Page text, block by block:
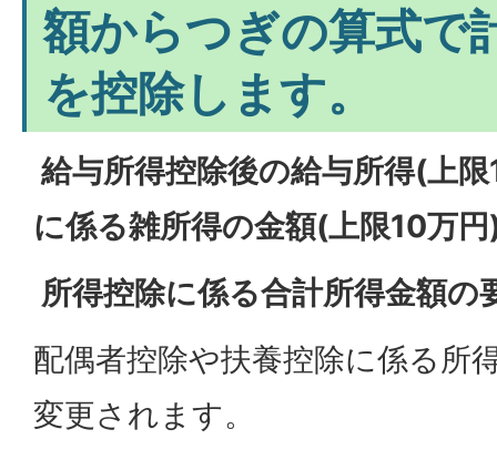
額からつぎの算式で
を控除します。
給与所得控除後の給与所得(上
に係る雑所得の金額(上限10万
所得控除に係る合計所得金額の
配偶者控除や扶養控除に係る所
変更されます。